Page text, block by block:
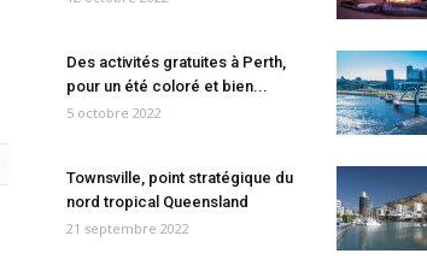
Des activités gratuites à Perth,
pour un été coloré et bien...
5 octobre 2022
Townsville, point stratégique du
nord tropical Queensland
21 septembre 2022